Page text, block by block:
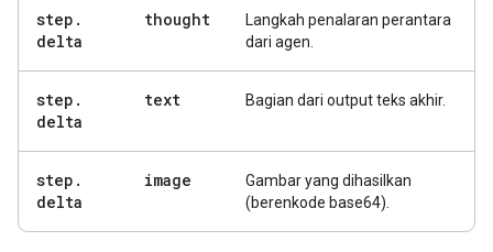
step .
delta
thought
Langkah penalaran perantara
dari agen.
step .
delta
text Bagian dari output teks akhir.
step .
delta
image
Gambar yang dihasilkan
(berenkode base64).